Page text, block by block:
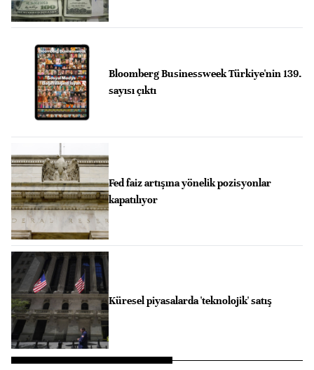
Bloomberg Businessweek Türkiye'nin 139.
sayısı çıktı
Fed faiz artışına yönelik pozisyonlar
kapatılıyor
Küresel piyasalarda 'teknolojik' satış